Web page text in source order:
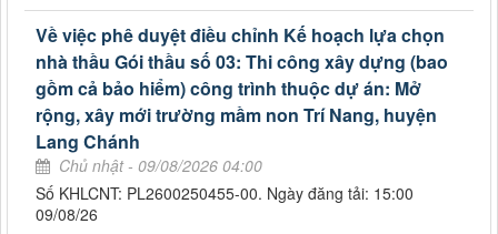
Về việc phê duyệt điều chỉnh Kế hoạch lựa chọn
nhà thầu Gói thầu số 03: Thi công xây dựng (bao
gồm cả bảo hiểm) công trình thuộc dự án: Mở
rộng, xây mới trường mầm non Trí Nang, huyện
Lang Chánh
Chủ nhật - 09/08/2026 04:00
Số KHLCNT: PL2600250455-00. Ngày đăng tải: 15:00
09/08/26